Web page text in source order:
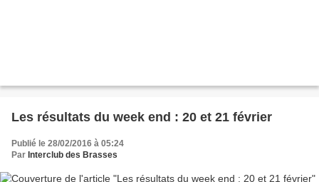
Les résultats du week end : 20 et 21 février
Publié le 28/02/2016 à 05:24
Par Interclub des Brasses